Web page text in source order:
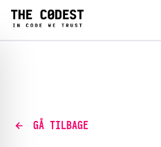
GÅ TILBAGE